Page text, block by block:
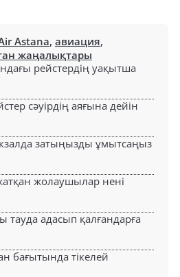
Astana, авиация,
жаңалықтары
рейстердің уақытша
сәуірдің аяғына дейін
затыңызды ұмытсаңыз
жолаушылар нені
адасып қалғандарға
бағытында тікелей